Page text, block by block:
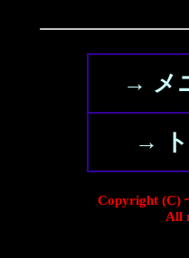
→ メ
→
Copyright (C)
All